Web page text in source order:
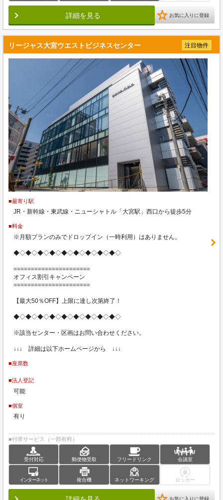
詳細を見る お気に入りに登録
リージャス大宮ウエストビジネスセンター 注目物件
■最寄り駅
JR・新幹線・東武線・ニューシャトル「大宮駅」西口から徒歩5分
■料金
※月額プランのみでドロップイン（一時利用）はありません。
◆◇◆◇◆◇◆◇◆◇◆◇◆◇◆◇◆◇
======================
オフィス割引キャンペーン
======================
【最大50％OFF】上限に達し次第終了！
◆◇◆◇◆◇◆◇◆◇◆◇◆◇◆◇◆◇
※該当センター・区画はお問い合わせください。
↓↓↓ 詳細は以下ホームページから ↓↓↓
■座席数
■法人登記
可能
■個室
有り
■付帯サービス（一部有料）
受付対応 郵便物受取 フリードリンク 会議室
インターネット 複合機 ネットワーキング ロッカー